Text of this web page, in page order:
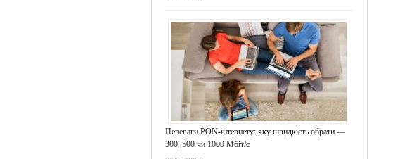
Переваги PON-інтернету: яку швидкість обрати —
300, 500 чи 1000 Мбіт/с